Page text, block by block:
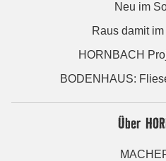
Neu im
Raus damit
HORNBACH
BODENHAUS:
Über